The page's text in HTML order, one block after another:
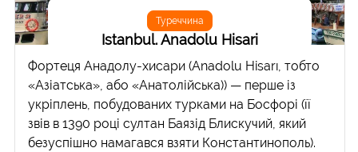
Туреччина
Istanbul. Anadolu Hisari
Фортеця Анадолу-хисари (Anadolu Hisarı, тобто
«Азіатська», або «Анатолійська)) — перше із
укріплень, побудованих турками на Босфорі (її
звів в 1390 році султан Баязід Блискучий, який
безуспішно намагався взяти Константинополь).